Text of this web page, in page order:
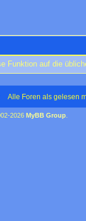
Funktion auf die
Alle Foren als gelesen
2026 MyBB Group